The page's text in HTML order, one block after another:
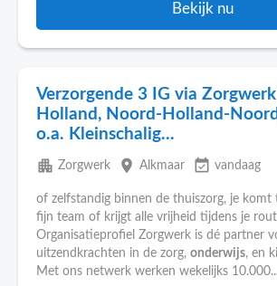
Bekijk nu
Verzorgende 3 IG via
Holland, Noord-Holland-
o.a. Kleinschalig...
apartment Zorgwerk place Alkmaar event_available vandaag
of zelfstandig binnen de thuiszorg, je komt
fijn team of krijgt alle vrijheid tijdens je
Organisatieprofiel Zorgwerk is dé partner
uitzendkrachten in de zorg, onderwijs, en
Met ons netwerk werken wekelijks